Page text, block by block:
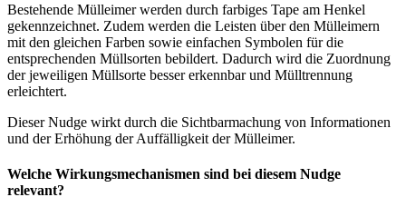
Bestehende Mülleimer werden durch farbiges Tape am Henkel
gekennzeichnet. Zudem werden die Leisten über den Mülleimern
mit den gleichen Farben sowie einfachen Symbolen für die
entsprechenden Müllsorten bebildert. Dadurch wird die Zuordnung
der jeweiligen Müllsorte besser erkennbar und Mülltrennung
erleichtert.
Dieser Nudge wirkt durch die Sichtbarmachung von Informationen
und der Erhöhung der Auffälligkeit der Mülleimer.
Welche Wirkungsmechanismen sind bei diesem Nudge
relevant?